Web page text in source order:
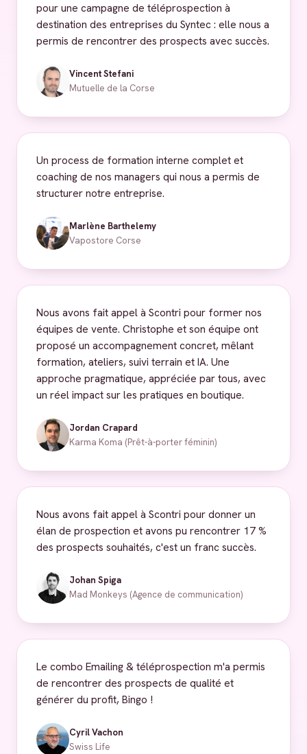
pour une campagne de téléprospection à
destination des entreprises du Syntec : elle nous a
permis de rencontrer des prospects avec succès.
Vincent Stefani
Mutuelle de la Corse
Un process de formation interne complet et
coaching de nos managers qui nous a permis de
structurer notre entreprise.
Marlène Barthelemy
Vapostore Corse
Nous avons fait appel à Scontri pour former nos
équipes de vente. Christophe et son équipe ont
proposé un accompagnement concret, mêlant
formation, ateliers, suivi terrain et IA. Une
approche pragmatique, appréciée par tous, avec
un réel impact sur les pratiques en boutique.
Jordan Crapard
Karma Koma (Prêt-à-porter féminin)
Nous avons fait appel à Scontri pour donner un
élan de prospection et avons pu rencontrer 17 %
des prospects souhaités, c'est un franc succès.
Johan Spiga
Mad Monkeys (Agence de communication)
Le combo Emailing & téléprospection m'a permis
de rencontrer des prospects de qualité et
générer du profit, Bingo !
Cyril Vachon
Swiss Life